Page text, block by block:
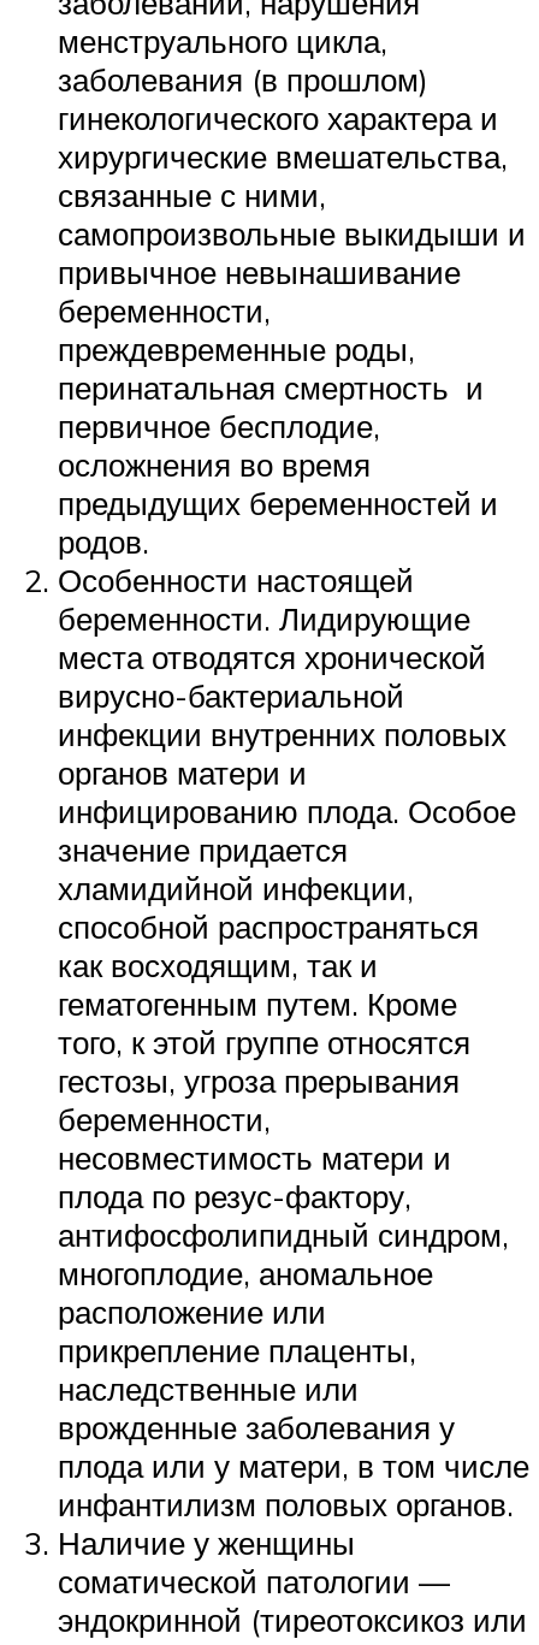
менструального цикла,
заболевания (в прошлом)
гинекологического характера и
хирургические вмешательства,
связанные с ними,
самопроизвольные выкидыши и
привычное невынашивание
беременности,
преждевременные роды,
перинатальная смертность и
первичное бесплодие,
осложнения во время
предыдущих беременностей и
родов.
Особенности настоящей
беременности. Лидирующие
места отводятся хронической
вирусно-бактериальной
инфекции внутренних половых
органов матери и
инфицированию плода. Особое
значение придается
хламидийной инфекции,
способной распространяться
как восходящим, так и
гематогенным путем. Кроме
того, к этой группе относятся
гестозы, угроза прерывания
беременности,
несовместимость матери и
плода по резус-фактору,
антифосфолипидный синдром,
многоплодие, аномальное
расположение или
прикрепление плаценты,
наследственные или
врожденные заболевания у
плода или у матери, в том числе
инфантилизм половых органов.
Наличие у женщины
соматической патологии —
эндокринной (тиреотоксикоз или